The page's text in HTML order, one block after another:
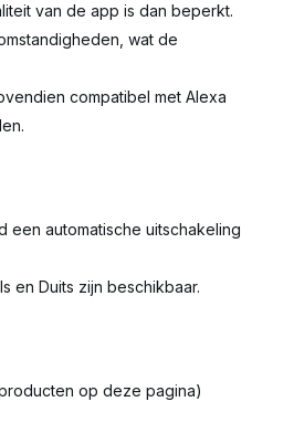
van de app is dan beperkt.
wat de
compatibel met Alexa
een automatische uitschakeling
en Duits zijn beschikbaar.
op deze pagina)